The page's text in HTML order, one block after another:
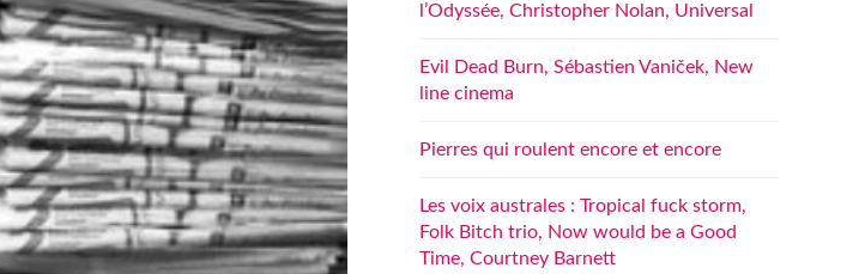
l’Odyssée, Christopher Nolan, Universal
Evil Dead Burn, Sébastien Vaniček, New
line cinema
Pierres qui roulent encore et encore
Les voix australes : Tropical fuck storm,
Folk Bitch trio, Now would be a Good
Time, Courtney Barnett